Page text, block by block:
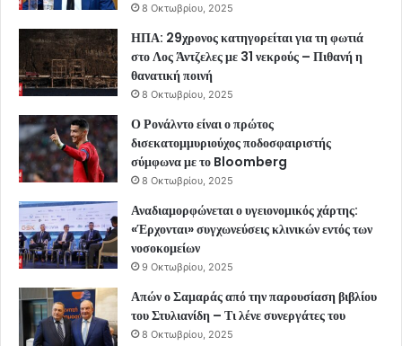
8 Οκτωβρίου, 2025
ΗΠΑ: 29χρονος κατηγορείται για τη φωτιά
στο Λος Άντζελες με 31 νεκρούς – Πιθανή η
θανατική ποινή
8 Οκτωβρίου, 2025
Ο Ρονάλντο είναι ο πρώτος
δισεκατομμυριούχος ποδοσφαιριστής
σύμφωνα με το Bloomberg
8 Οκτωβρίου, 2025
Αναδιαμορφώνεται ο υγειονομικός χάρτης:
«Έρχονται» συγχωνεύσεις κλινικών εντός των
νοσοκομείων
9 Οκτωβρίου, 2025
Απών ο Σαμαράς από την παρουσίαση βιβλίου
του Στυλιανίδη – Τι λένε συνεργάτες του
8 Οκτωβρίου, 2025